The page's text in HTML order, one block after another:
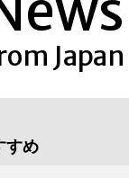
Français
Japan
すめ